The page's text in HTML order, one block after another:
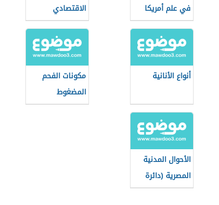
في علم أمريكا
الاقتصادي
أنواع الأنانية
مكونات الفحم
المضغوط
الأحوال المدنية
المصرية (دائرة
حكومية)